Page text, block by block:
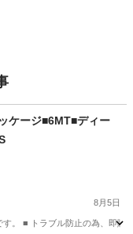
ケージ■6MT■ディー
8月5日
。 ■ トラブル防止の為、即